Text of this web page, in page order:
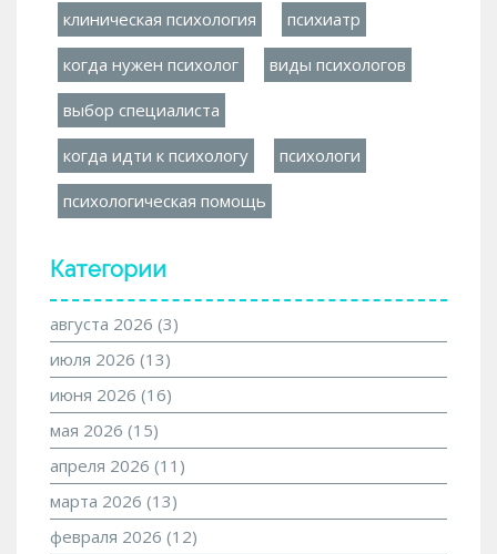
клиническая психология психиатр
когда нужен психолог виды психологов
выбор специалиста
когда идти к психологу психологи
психологическая помощь
Категории
августа 2026 (3)
июля 2026 (13)
июня 2026 (16)
мая 2026 (15)
апреля 2026 (11)
марта 2026 (13)
февраля 2026 (12)